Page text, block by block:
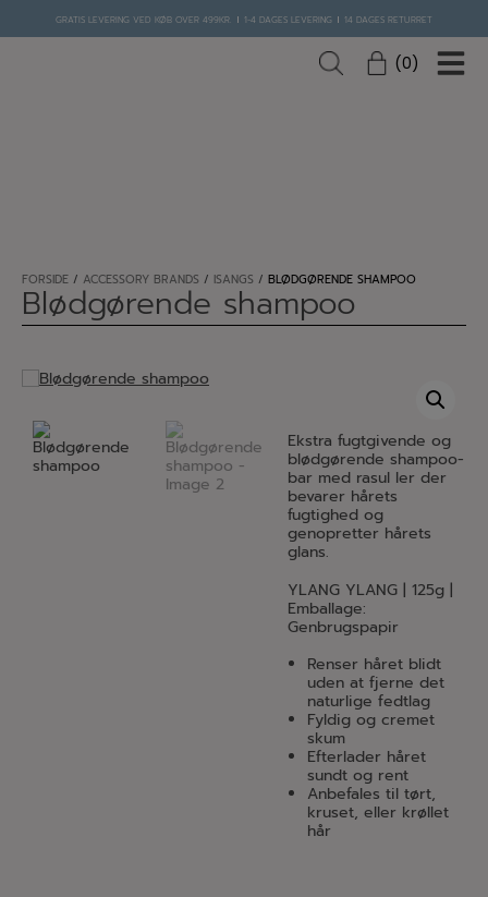
GRATIS LEVERING VED KØB OVER 499KR. 1-4 DAGES LEVERING 14 DAGES RETURRET
0
FORSIDE / ACCESSORY BRANDS / ISANGS / BLØDGØRENDE SHAMPOO
Blødgørende shampoo
Ekstra fugtgivende og
blødgørende shampoo-
bar med rasul ler der
bevarer hårets
fugtighed og
genopretter hårets
glans.
YLANG YLANG | 125g |
Emballage:
Genbrugspapir
Renser håret blidt
uden at fjerne det
naturlige fedtlag
Fyldig og cremet
skum
Efterlader håret
sundt og rent
Anbefales til tørt,
kruset, eller krøllet
hår